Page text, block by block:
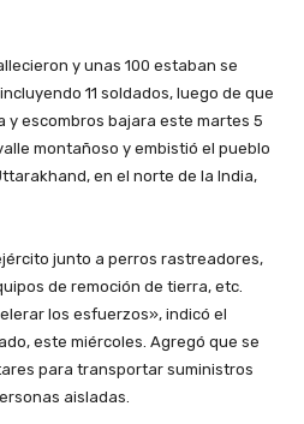
y unas 100 estaban se
11 soldados, luego de que
escombros bajara este martes 5
montañoso y embistió el pueblo
en el norte de la India,
junto a perros rastreadores,
de remoción de tierra, etc.
los esfuerzos», indicó el
este miércoles. Agregó que se
para transportar suministros
aisladas.